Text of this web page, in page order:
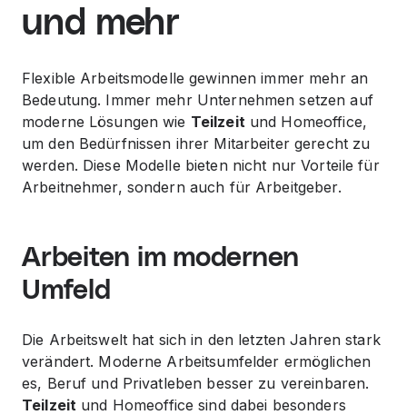
und mehr
Flexible Arbeitsmodelle gewinnen immer mehr an
Bedeutung. Immer mehr Unternehmen setzen auf
moderne Lösungen wie Teilzeitund Homeoffice,
um den Bedürfnissen ihrer Mitarbeiter gerecht zu
werden. Diese Modelle bieten nicht nur Vorteile für
Arbeitnehmer, sondern auch für Arbeitgeber.
Arbeiten im modernen
Umfeld
Die Arbeitswelt hat sich in den letzten Jahren stark
verändert. Moderne Arbeitsumfelder ermöglichen
es, Beruf und Privatleben besser zu vereinbaren.
Teilzeit und Homeoffice sind dabei besonders